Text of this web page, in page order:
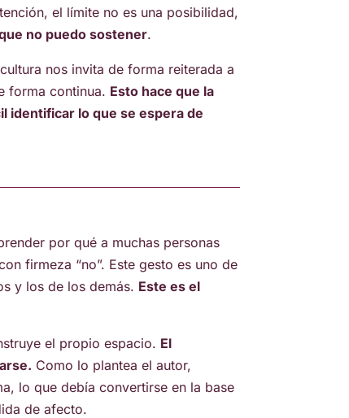
el límite no es una posibilidad,
no puedo sostener.
nos invita de forma reiterada a
forma continua. Esto hace que la
identificar lo que se espera de
por qué a muchas personas
firmeza “no”. Este gesto es uno de
y los de los demás. Este es el
el propio espacio. El
Como lo plantea el autor,
lo que debía convertirse en la base
de afecto.